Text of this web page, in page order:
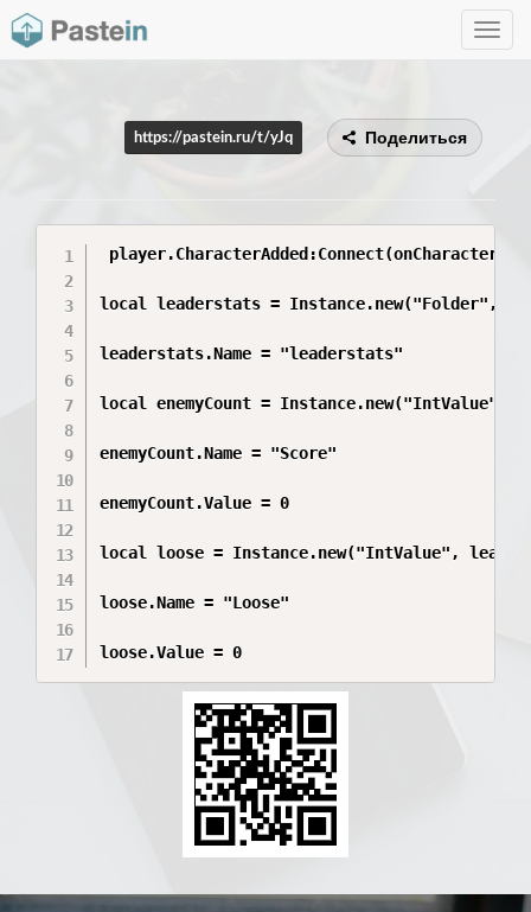
Toggle
https://pastein.ru/t/yJq Поделиться
local leaderstats = Instance.new("Folder",
leaderstats.Name = "leaderstats"
local enemyCount = Instance.new("IntValue",
enemyCount.Name = "Score"
enemyCount.Value = 0
local loose = Instance.new("IntValue",
loose.Name = "Loose"
loose.Value = 0